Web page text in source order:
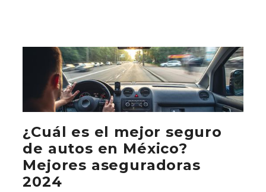
¿Cuál es el mejor seguro
de autos en México?
Mejores aseguradoras
2024